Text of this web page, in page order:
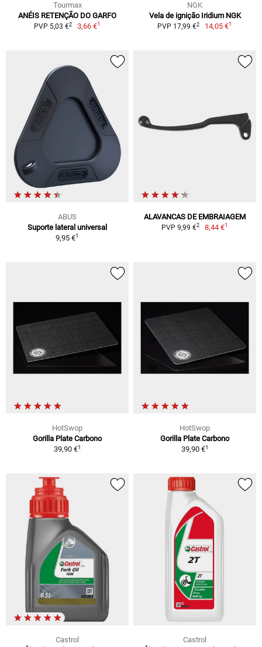
Tourmax
ANÉIS RETENÇÃO DO GARFO
PVP 5,03 €2 3,66 €1
NGK
Vela de ignição Iridium NGK
PVP 17,99 €2 14,05 €1
ABUS
Suporte lateral universal
9,95 €1
ALAVANCAS DE EMBRAIAGEM
PVP 9,99 €2 8,44 €1
HotSwop
Gorilla Plate Carbono
39,90 €1
HotSwop
Gorilla Plate Carbono
39,90 €1
Castrol
Castrol